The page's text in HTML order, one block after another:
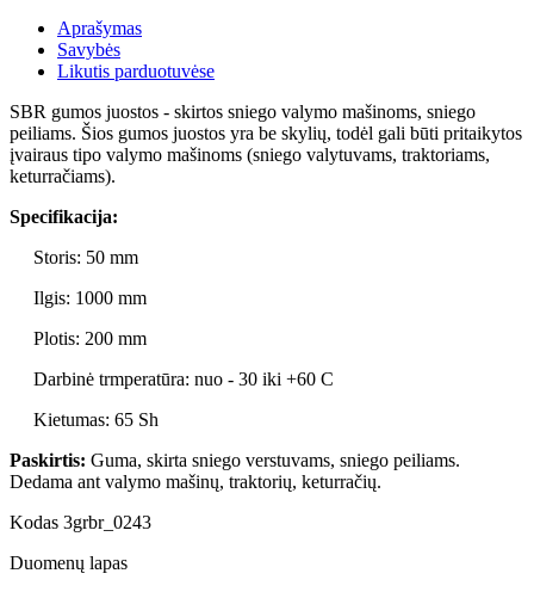
Aprašymas
Savybės
Likutis parduotuvėse
SBR gumos juostos - skirtos sniego valymo mašinoms, sniego
peiliams. Šios gumos juostos yra be skylių, todėl gali būti pritaikytos
įvairaus tipo valymo mašinoms (sniego valytuvams, traktoriams,
keturračiams).
Specifikacija:
Storis: 50 mm
Ilgis: 1000 mm
Plotis: 200 mm
Darbinė trmperatūra: nuo - 30 iki +60 C
Kietumas: 65 Sh
Paskirtis: Guma, skirta sniego verstuvams, sniego peiliams.
Dedama ant valymo mašinų, traktorių, keturračių.
Kodas 3grbr_0243
Duomenų lapas